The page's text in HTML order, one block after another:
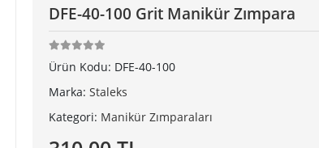
DFE-40-100 Grit Manikür Zımpara
Ürün Kodu: DFE-40-100
Marka: Staleks
Kategori: Manikür Zımparaları